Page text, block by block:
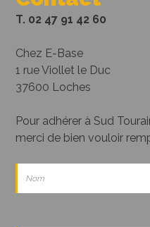
T. 02 47 91 42 60
Chez E-Base
1 rue Viollet le Duc
37600 Loches
Pour adhérer à Sud
merci de bien vouloir